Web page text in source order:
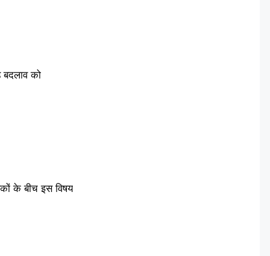
बदलाव को
के बीच इस विषय